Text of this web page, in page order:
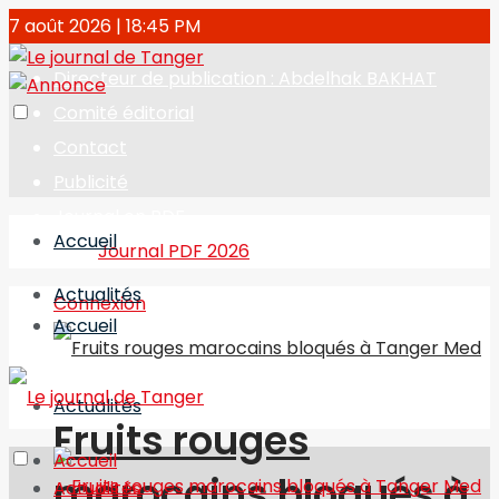
7 août 2026 | 18:45 PM
Directeur de publication : Abdelhak BAKHAT
Journal PDF 2026
Connexion
Accueil
Actualités
Fruits rouges
Accueil
Actualités
Accueil
Actualités